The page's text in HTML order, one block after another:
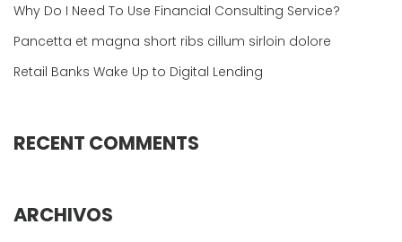
Why Do I Need To Use Financial Consulting Service?
Pancetta et magna short ribs cillum sirloin dolore
Retail Banks Wake Up to Digital Lending
RECENT COMMENTS
ARCHIVOS